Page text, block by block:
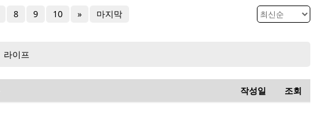
8 9 10 » 마지막
라이프
작성일 조회